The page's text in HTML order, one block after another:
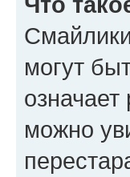
могут
можно